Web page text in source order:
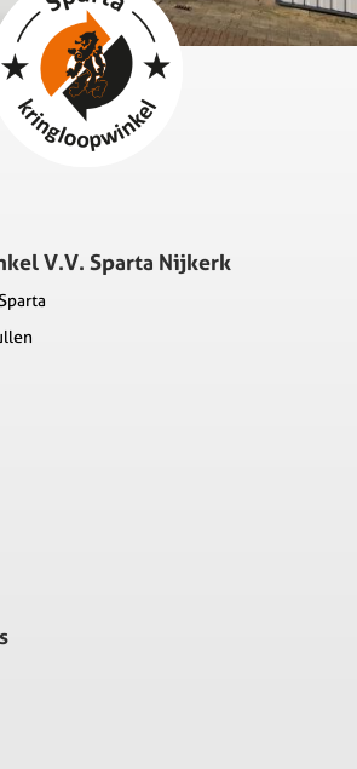
V.V. Sparta Nijkerk